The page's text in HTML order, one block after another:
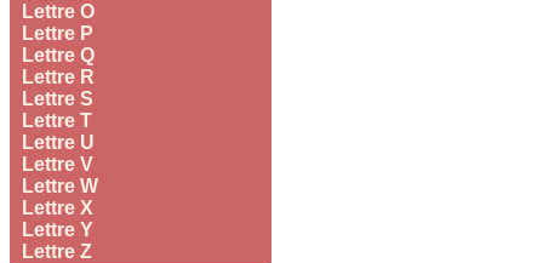
Lettre O
Lettre P
Lettre Q
Lettre R
Lettre S
Lettre T
Lettre U
Lettre V
Lettre W
Lettre X
Lettre Y
Lettre Z